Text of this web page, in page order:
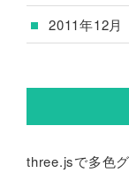
2011年12月
three.jsで多色